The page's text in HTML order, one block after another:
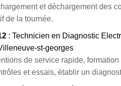
et déchargement des
de la tournée.
: Technicien en Diagnostic
st-georges
de service rapide,
et essais, établir un